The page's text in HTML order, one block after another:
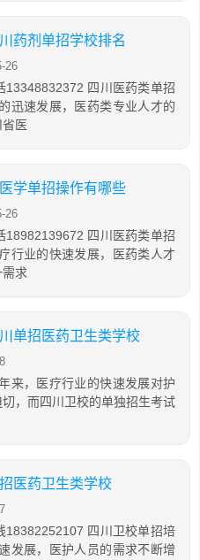
药剂单招学校排名
26
13348832372 四川医药类单招
迅速发展，医药类专业人才的
医
学单招操作有哪些
26
18982139672 四川医药类单招
行业的快速发展，医药类人才
求
单招医药卫生类学校
来，医疗行业的快速发展对护
，而四川卫校的单独招生考试
医药卫生类学校
18382252107 四川卫校单招培
发展，医护人员的需求不断增